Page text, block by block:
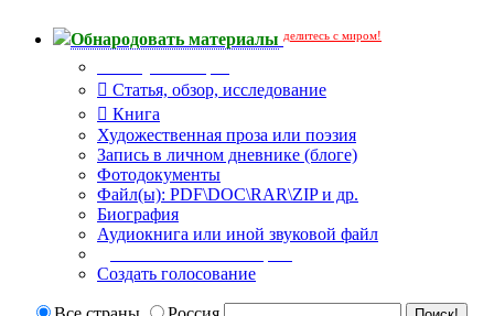
Обнародовать материалы делитесь с миром!
Статья, обзор, исследование
Книга
Художественная проза или поэзия
Запись в личном дневнике (блоге)
Фотодокументы
Файл(ы): PDF\DOC\RAR\ZIP и др.
Биография
Аудиокнига или иной звуковой файл
Создать голосование